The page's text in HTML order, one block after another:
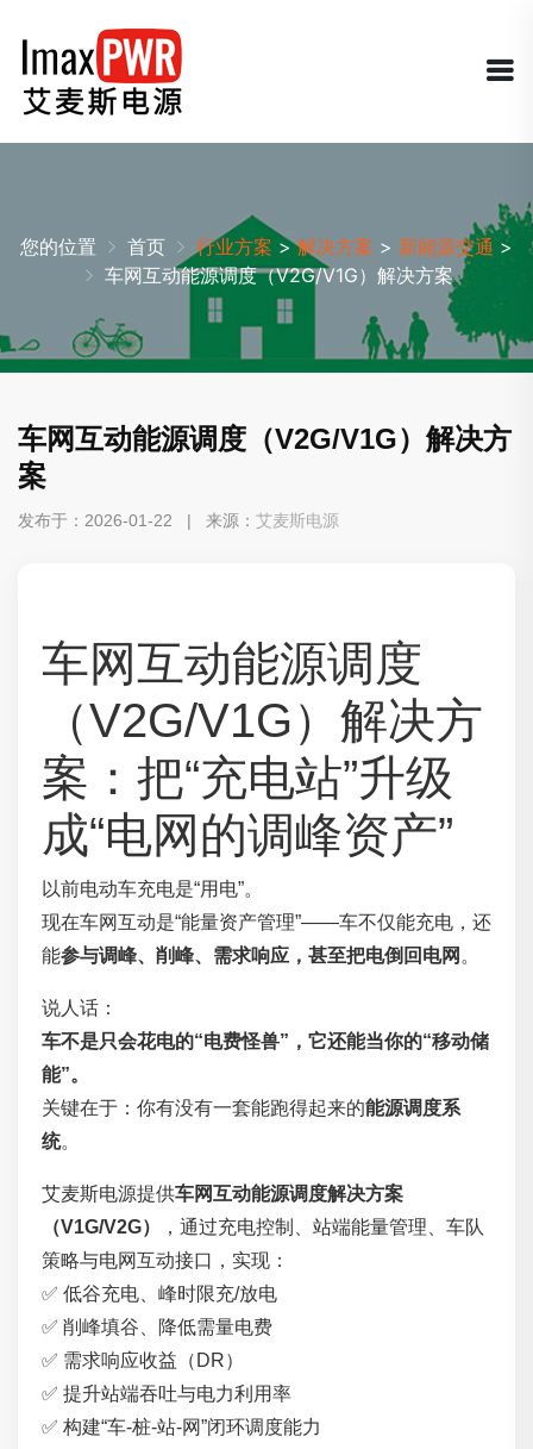
您的位置 首页 行业方案 >解决方案 > 新能源交通 >
车网互动能源调度（V2G/V1G）解决方案
车网互动能源调度（V2G/V1G）解决方
案
发布于：2026-01-22 | 来源： 艾麦斯电源
车网互动能源调度
（V2G/V1G）解决方
案：把“充电站”升级
成“电网的调峰资产”
以前电动车充电是“用电”。
现在车网互动是“能量资产管理”——车不仅能充电，还
能参与调峰、削峰、需求响应，甚至把电倒回电网 。
说人话：
车不是只会花电的“电费怪兽”，它还能当你的“移动储
能”。
关键在于：你有没有一套能跑得起来的能源调度系
统。
艾麦斯电源提供车网互动能源调度解决方案
（V1G/V2G）
，通过充电控制、站端能量管理、车队
策略与电网互动接口，实现：
✅ 低谷充电、峰时限充/放电
✅ 削峰填谷、降低需量电费
✅ 需求响应收益（DR）
✅ 提升站端吞吐与电力利用率
✅ 构建“车-桩-站-网”闭环调度能力